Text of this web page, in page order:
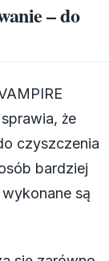
– do
że
czyszczenia
bardziej
są